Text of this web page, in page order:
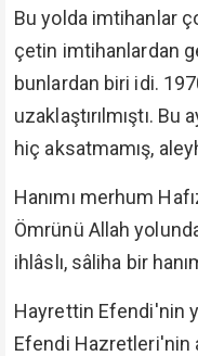
Bu yolda imtihanlar
çetin imtihanlardan
bunlardan biri idi.
uzaklaştırılmıştı. Bu
hiç aksatmamış,
Hanımı merhum
Ömrünü Allah
ihlâslı, sâliha bir
Hayrettin Efendi'nin
Efendi Hazretleri'nin